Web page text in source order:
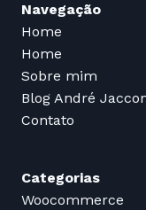
Navegação
Home
Home
Sobre mim
Blog André
Contato
Categorias
Woocommerce